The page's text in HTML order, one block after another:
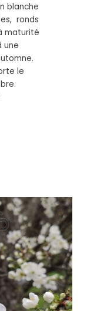
blanche
ronds
maturité
une
le